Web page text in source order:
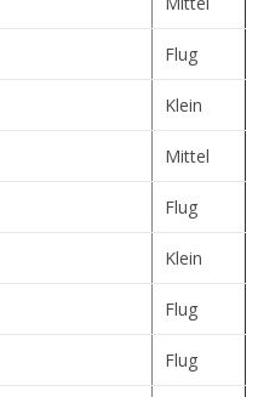
Flug
Klein
Mittel
Flug
Klein
Flug
Flug